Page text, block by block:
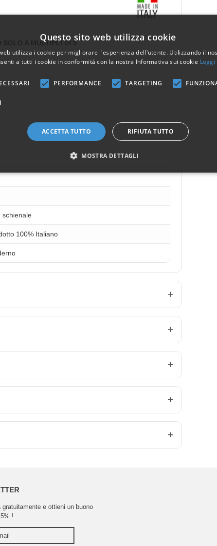
SOLO A MULTIPLI DI 5
schienale
100% Italiano
gratuitamente e ottieni un buono
!
Questo sito web utilizza cookie
utilizza i cookie per migliorare l'esperienza dell'utente. Utilizzando il
a tutti i cookie in conformità con la nostra Informativa sui cookie
PERFORMANCE TARGETING
ACCETTA TUTTO RIFIUTA TUTTO
MOSTRA DETTAGLI